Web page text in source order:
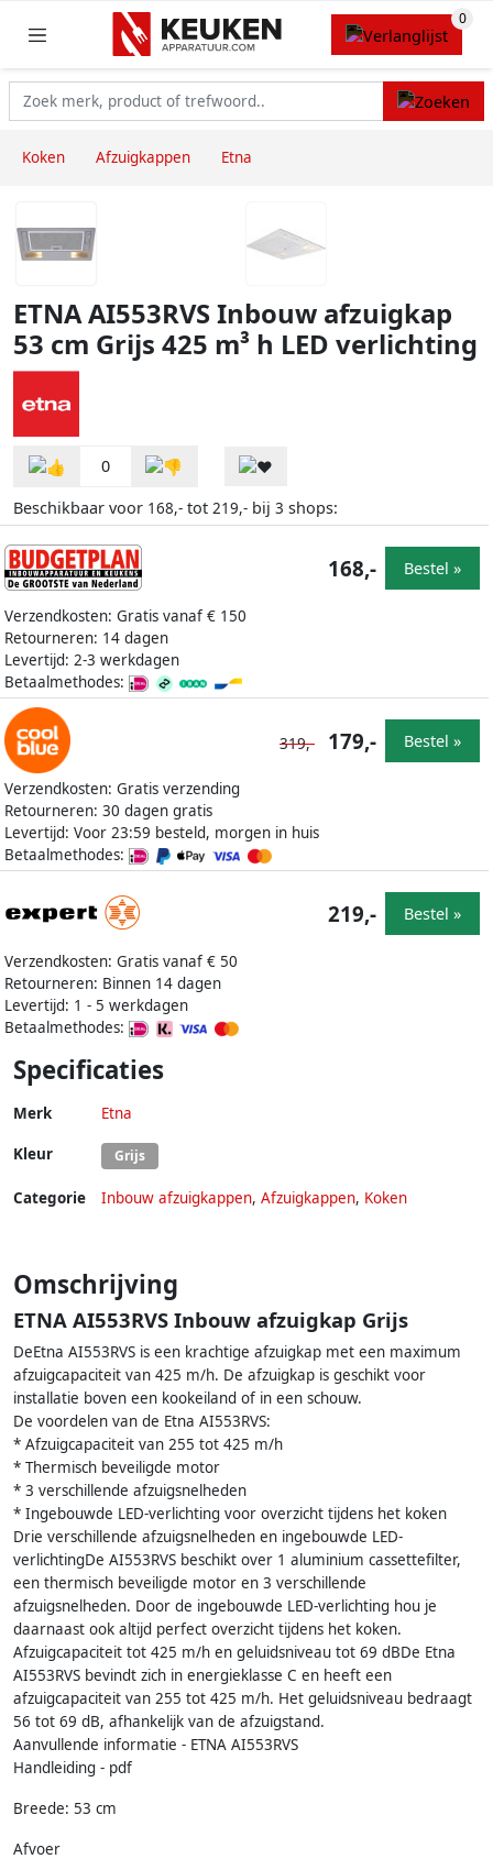
Koken Afzuigkappen Etna
ETNA AI553RVS Inbouw afzuigkap
53 cm Grijs 425 m³ h LED verlichting
0
Beschikbaar voor 168,- tot 219,- bij 3 shops:
Verzendkosten: Gratis vanaf € 150
Retourneren: 14 dagen
Levertijd: 2-3 werkdagen
Betaalmethodes:
168,- Bestel »
Verzendkosten: Gratis verzending
Retourneren: 30 dagen gratis
Levertijd: Voor 23:59 besteld, morgen in huis
Betaalmethodes:
319,- 179,- Bestel »
Verzendkosten: Gratis vanaf € 50
Retourneren: Binnen 14 dagen
Levertijd: 1 - 5 werkdagen
Betaalmethodes:
219,- Bestel »
Specificaties
Merk Etna
Kleur Grijs
Categorie Inbouw afzuigkappen, Afzuigkappen, Koken
Omschrijving
ETNA AI553RVS Inbouw afzuigkap Grijs
DeEtna AI553RVS is een krachtige afzuigkap met een maximum
afzuigcapaciteit van 425 m/h. De afzuigkap is geschikt voor
installatie boven een kookeiland of in een schouw.
De voordelen van de Etna AI553RVS:
* Afzuigcapaciteit van 255 tot 425 m/h
* Thermisch beveiligde motor
* 3 verschillende afzuigsnelheden
* Ingebouwde LED-verlichting voor overzicht tijdens het koken
Drie verschillende afzuigsnelheden en ingebouwde LED-
verlichtingDe AI553RVS beschikt over 1 aluminium cassettefilter,
een thermisch beveiligde motor en 3 verschillende
afzuigsnelheden. Door de ingebouwde LED-verlichting hou je
daarnaast ook altijd perfect overzicht tijdens het koken.
Afzuigcapaciteit tot 425 m/h en geluidsniveau tot 69 dBDe Etna
AI553RVS bevindt zich in energieklasse C en heeft een
afzuigcapaciteit van 255 tot 425 m/h. Het geluidsniveau bedraagt
56 tot 69 dB, afhankelijk van de afzuigstand.
Aanvullende informatie - ETNA AI553RVS
Handleiding - pdf
Breede: 53 cm
Afvoer